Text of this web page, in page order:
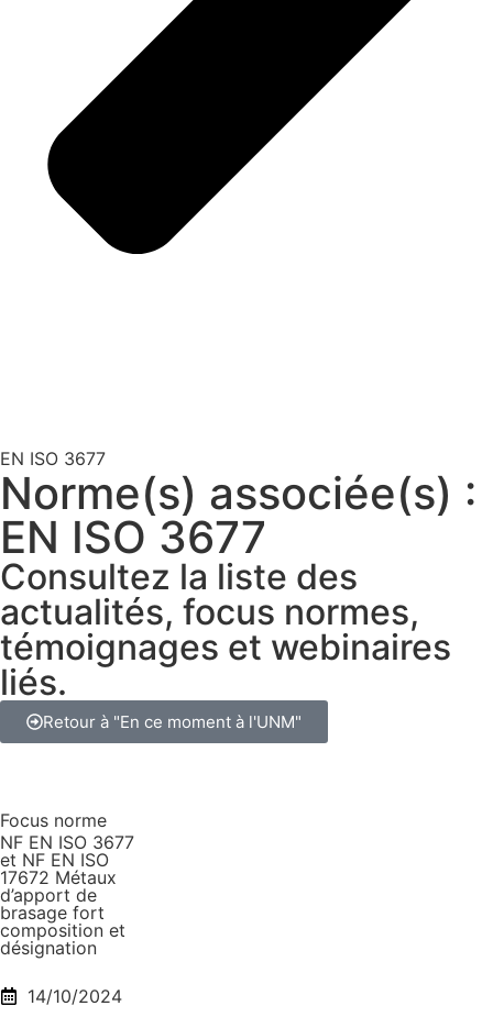
EN ISO 3677
Norme(s) associée(s) :
EN ISO 3677
Consultez la liste des
actualités, focus normes,
témoignages et webinaires
liés.
Retour à "En ce moment à l'UNM"
Focus norme
NF EN ISO 3677
et NF EN ISO
17672 Métaux
d’apport de
brasage fort
composition et
désignation
14/10/2024